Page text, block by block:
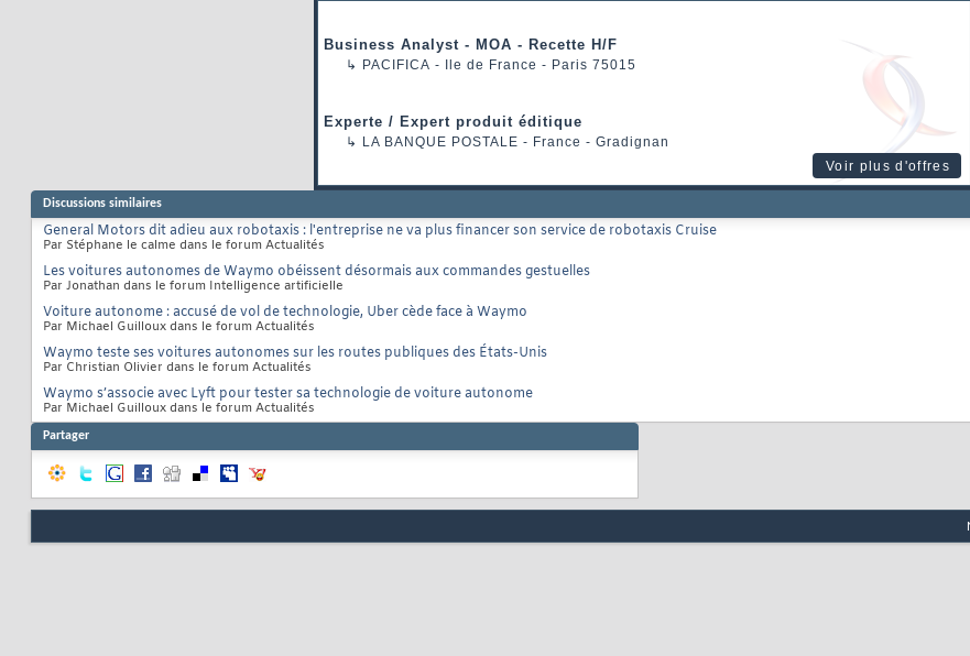
Business Analyst - MOA - Recette H/F
↳ PACIFICA - Ile de France - Paris 75015
Experte / Expert produit éditique
↳ LA BANQUE POSTALE - France - Gradignan
Voir plus d'offres
Discussions similaires
General Motors dit adieu aux robotaxis : l'entreprise ne va plus financer son service de robotaxis Cruise
Par Stéphane le calme dans le forum Actualités
Les voitures autonomes de Waymo obéissent désormais aux commandes gestuelles
Par Jonathan dans le forum Intelligence artificielle
Voiture autonome : accusé de vol de technologie, Uber cède face à Waymo
Par Michael Guilloux dans le forum Actualités
Waymo teste ses voitures autonomes sur les routes publiques des États-Unis
Par Christian Olivier dans le forum Actualités
Waymo s’associe avec Lyft pour tester sa technologie de voiture autonome
Par Michael Guilloux dans le forum Actualités
Partager